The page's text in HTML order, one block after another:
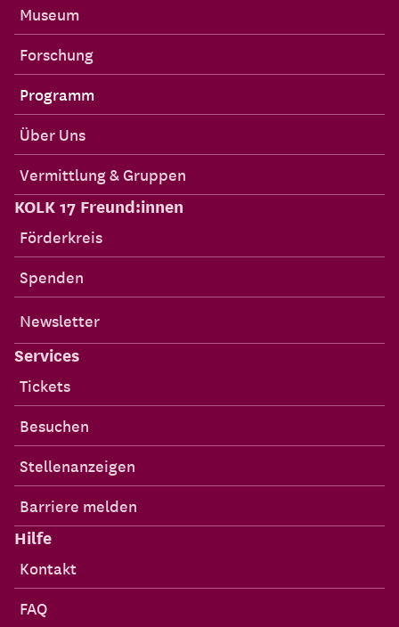
Museum
Forschung
Programm
Über Uns
Vermittlung & Gruppen
KOLK 17 Freund:innen
Förderkreis
Spenden
Newsletter
Services
Tickets
Besuchen
Stellenanzeigen
Barriere melden
Hilfe
Kontakt
FAQ